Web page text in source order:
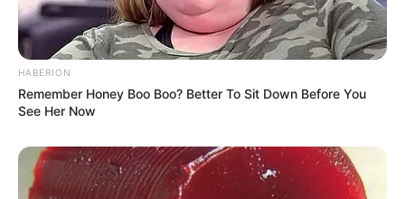
HABERION
Remember Honey Boo Boo? Better To Sit Down Before You
See Her Now